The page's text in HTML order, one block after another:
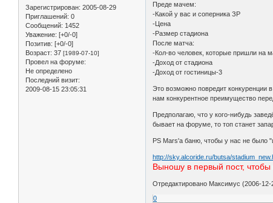
Зарегистрирован: 2005-08-29
Приглашений: 0
Сообщений: 1452
Уважение: [+0/-0]
Позитив: [+0/-0]
Возраст: 37 [1989-07-10]
Провел на форуме:
Не определено
Последний визит:
2009-08-15 23:05:31
Преде мачем:
-Какой у вас и соперника ЗР
-Цена
-Размер стадиона
После матча:
-Кол-во человек, которые пришли на
-Доход от стадиона
-Доход от гостиницы-3
Это возможно повредит конкуренции
нам конкурентное преимущество
Предполагаю, что у кого-нибудь
бывает на форуме, то топ станет
PS Mars'a баню, чтобы у нас не было
http://sky.alcoride.ru/butsa/
Выношу в первый пост, чтобы
Отредактировано Максимус (2006-12-
0